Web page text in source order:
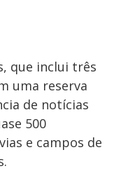
que inclui três
uma reserva
de notícias
500
e campos de